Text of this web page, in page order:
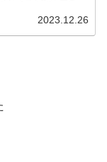
2023.12.26